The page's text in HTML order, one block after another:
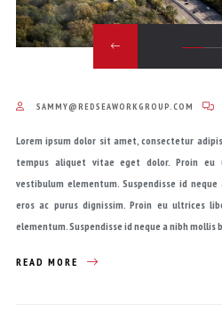
SAMMY@REDSEAWORKGROUP.COM
Lorem ipsum dolor sit amet, consectetur
tempus aliquet vitae eget dolor. Proin eu
vestibulum elementum. Suspendisse id
eros ac purus dignissim. Proin eu ultrices
elementum. Suspendisse id neque a nibh mollis
READ MORE